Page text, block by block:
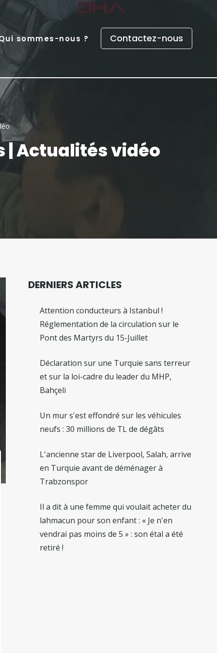
sommes-nous ? Contactez-nous
| Actualités vidéo
DERNIERS ARTICLES
Attention conducteurs à Istanbul !
Réglementation de la circulation sur le
Pont des Martyrs du 15-Juillet
Déclaration sur une Turquie sans terreur
et sur la loi-cadre du leader du MHP,
Bahçeli
Un mur s'est effondré sur les véhicules
neufs : 30 millions de TL de dégâts
L'ancienne star de Liverpool, Salah, arrive
en Turquie avant de déménager à
Trabzonspor
Il a dit à une femme qui voulait acheter du
lahmacun pour son enfant : « Je n'en
vendrai pas moins de 5 » : son étal a été
retiré !